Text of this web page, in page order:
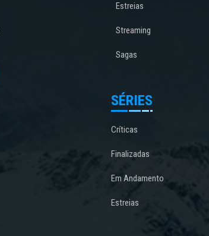
Estreias
Streaming
Sagas
SÉRIES
Críticas
Finalizadas
Em Andamento
Estreias